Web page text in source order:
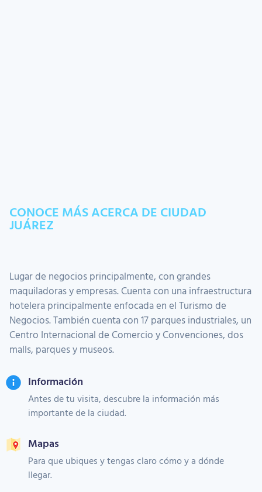
CONOCE MÁS ACERCA DE CIUDAD
JUÁREZ
Lugar de negocios principalmente, con grandes
maquiladoras y empresas. Cuenta con una infraestructura
hotelera principalmente enfocada en el Turismo de
Negocios. También cuenta con 17 parques industriales, un
Centro Internacional de Comercio y Convenciones, dos
malls, parques y museos.
Información
Antes de tu visita, descubre la información más
importante de la ciudad.
Mapas
Para que ubiques y tengas claro cómo y a dónde
llegar.